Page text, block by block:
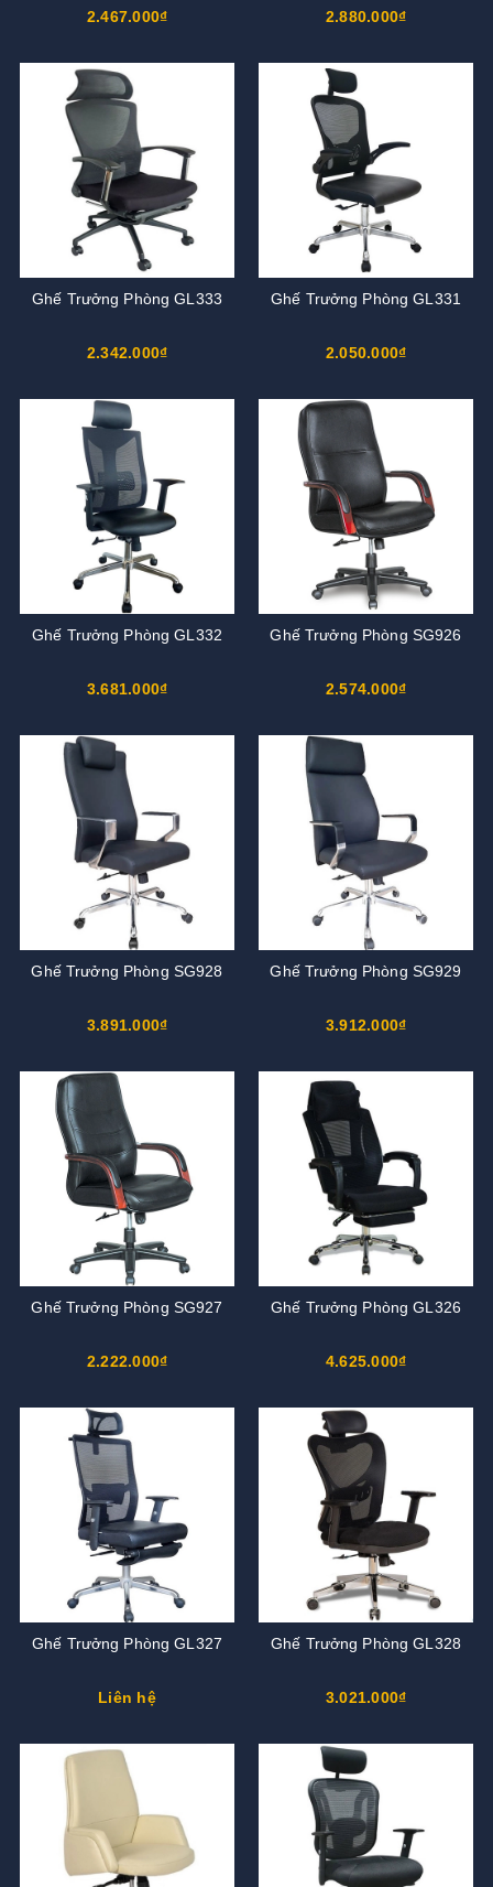
2.467.000₫ 2.880.000₫
Ghế Trưởng Phòng GL333
2.342.000₫
Ghế Trưởng Phòng GL331
2.050.000₫
Ghế Trưởng Phòng GL332
3.681.000₫
Ghế Trưởng Phòng SG926
2.574.000₫
Ghế Trưởng Phòng SG928
3.891.000₫
Ghế Trưởng Phòng SG929
3.912.000₫
Ghế Trưởng Phòng SG927
2.222.000₫
Ghế Trưởng Phòng GL326
4.625.000₫
Ghế Trưởng Phòng GL327
Liên hệ
Ghế Trưởng Phòng GL328
3.021.000₫